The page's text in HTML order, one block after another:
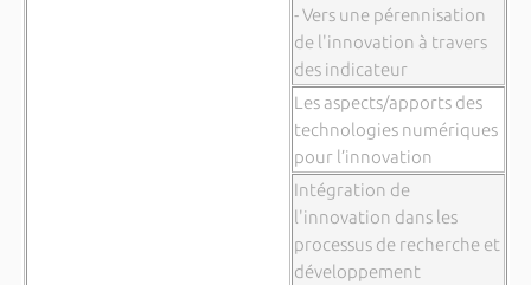
- Vers une pérennisation
de l'innovation à travers
des indicateur
Les aspects/apports des
technologies numériques
pour l’innovation
Intégration de
l'innovation dans les
processus de recherche et
développement